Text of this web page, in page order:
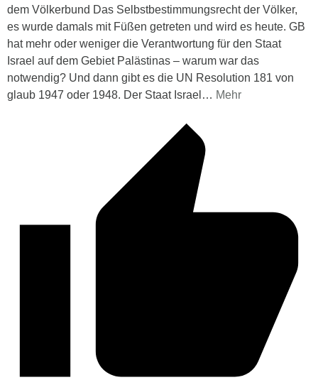
dem Völkerbund Das Selbstbestimmungsrecht der Völker,
es wurde damals mit Füßen getreten und wird es heute. GB
hat mehr oder weniger die Verantwortung für den Staat
Israel auf dem Gebiet Palästinas – warum war das
notwendig? Und dann gibt es die UN Resolution 181 von
glaub 1947 oder 1948. Der Staat Israel … Mehr